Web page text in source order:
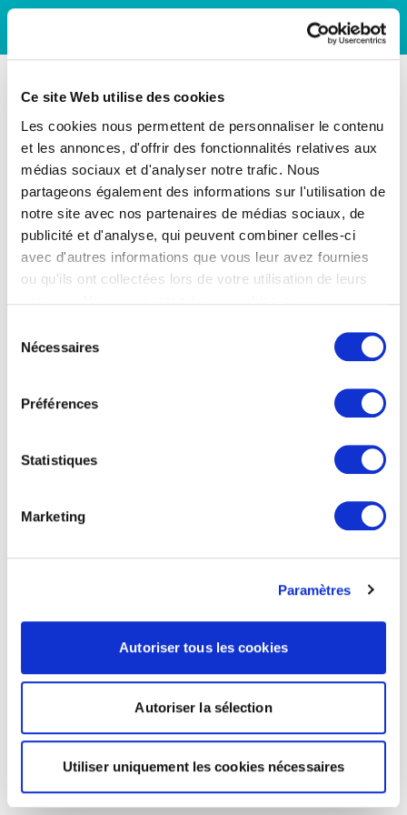
Ce site Web utilise des cookies
Les cookies nous permettent de personnaliser le contenu
et les annonces, d'offrir des fonctionnalités relatives aux
médias sociaux et d'analyser notre trafic. Nous
partageons également des informations sur l'utilisation de
notre site avec nos partenaires de médias sociaux, de
publicité et d'analyse, qui peuvent combiner celles-ci
avec d'autres informations que vous leur avez fournies
ou qu'ils ont collectées lors de votre utilisation de leurs
Nécessaires
Préférences
Statistiques
Marketing
Paramètres
Autoriser tous les cookies
Autoriser la sélection
Utiliser uniquement les cookies nécessaires